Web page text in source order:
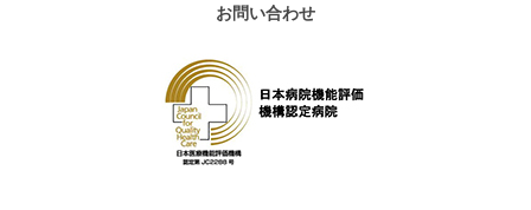
お問い合わせ